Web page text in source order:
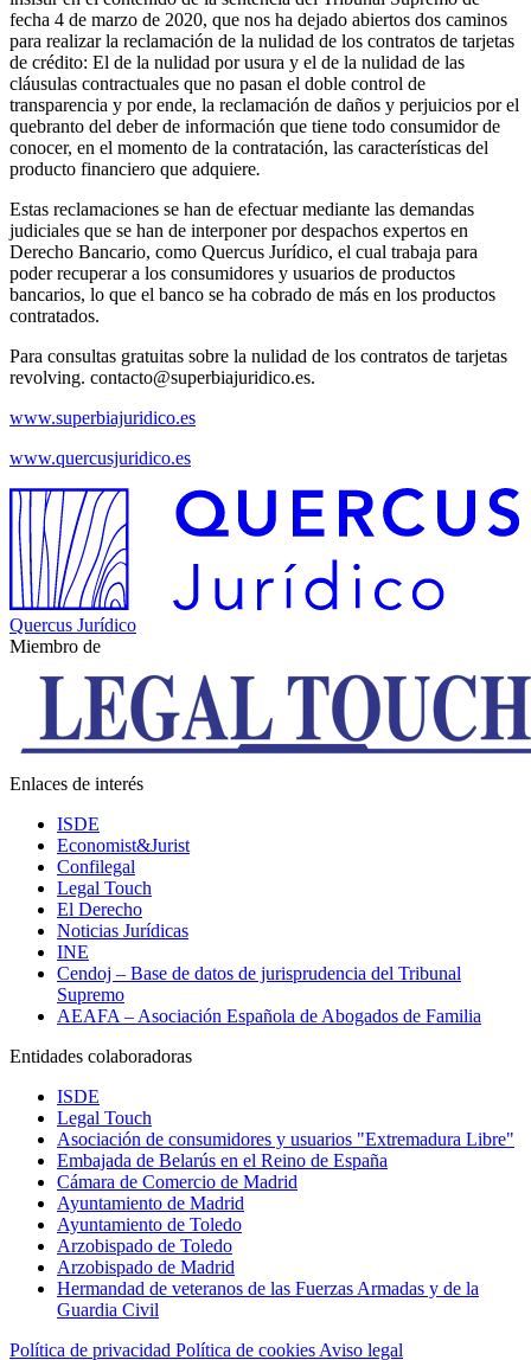
fecha 4 de marzo de 2020, que nos ha dejado abiertos dos caminos
para realizar la reclamación de la nulidad de los contratos de tarjetas
de crédito: El de la nulidad por usura y el de la nulidad de las
cláusulas contractuales que no pasan el doble control de
transparencia y por ende, la reclamación de daños y perjuicios por el
quebranto del deber de información que tiene todo consumidor de
conocer, en el momento de la contratación, las características del
producto financiero que adquiere.
Estas reclamaciones se han de efectuar mediante las demandas
judiciales que se han de interponer por despachos expertos en
Derecho Bancario, como Quercus Jurídico, el cual trabaja para
poder recuperar a los consumidores y usuarios de productos
bancarios, lo que el banco se ha cobrado de más en los productos
contratados.
Para consultas gratuitas sobre la nulidad de los contratos de tarjetas
revolving. contacto@superbiajuridico.es.
www.superbiajuridico.es
www.quercusjuridico.es
Quercus Jurídico
Miembro de
Enlaces de interés
ISDE
Economist&Jurist
Confilegal
Legal Touch
El Derecho
Noticias Jurídicas
INE
Cendoj – Base de datos de jurisprudencia del Tribunal
Supremo
AEAFA – Asociación Española de Abogados de Familia
Entidades colaboradoras
ISDE
Legal Touch
Asociación de consumidores y usuarios "Extremadura Libre"
Embajada de Belarús en el Reino de España
Cámara de Comercio de Madrid
Ayuntamiento de Madrid
Ayuntamiento de Toledo
Arzobispado de Toledo
Arzobispado de Madrid
Hermandad de veteranos de las Fuerzas Armadas y de la
Guardia Civil
Política de privacidad Política de cookies Aviso legal